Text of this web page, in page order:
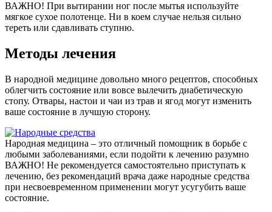
ВАЖНО! При вытирании ног после мытья используйте
мягкое сухое полотенце. Ни в коем случае нельзя сильно
тереть или сдавливать ступню.
Методы лечения
В народной медицине довольно много рецептов, способных
облегчить состояние или вовсе вылечить диабетическую
стопу. Отвары, настои и чаи из трав и ягод могут изменить
ваше состояние в лучшую сторону.
Народная медицина – это отличный помощник в борьбе с
любыми заболеваниями, если подойти к лечению разумно
ВАЖНО! Не рекомендуется самостоятельно приступать к
лечению, без рекомендаций врача даже народные средства
при несвоевременном применении могут усугубить ваше
состояние.